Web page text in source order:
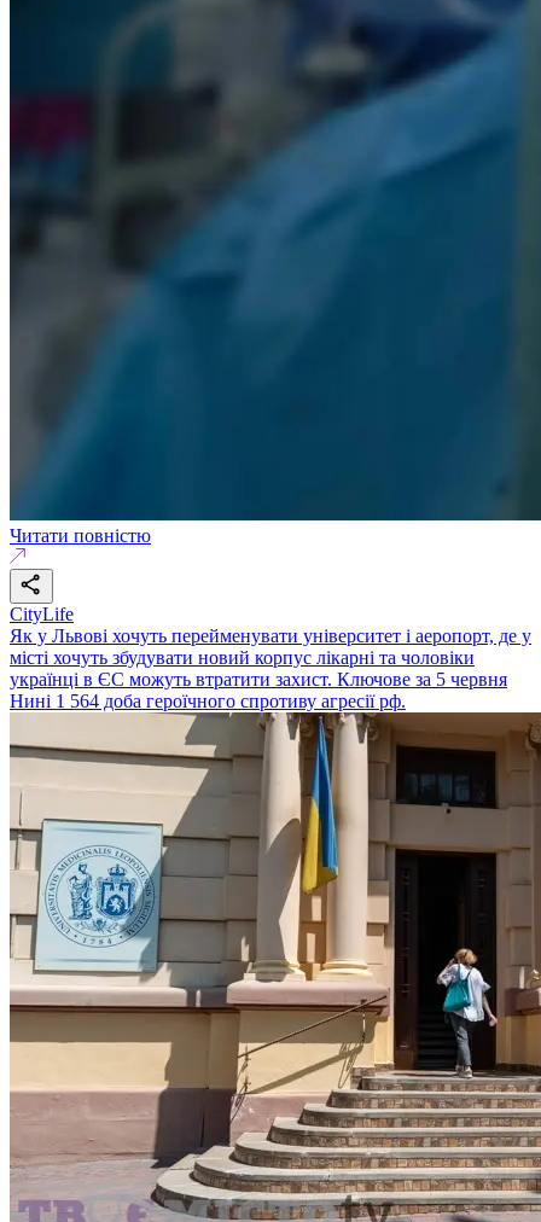
Читати повністю
CityLife
Як у Львові хочуть перейменувати університет і аеропорт, де у
місті хочуть збудувати новий корпус лікарні та чоловіки
українці в ЄС можуть втратити захист. Ключове за 5 червня
Нині 1 564 доба героїчного спротиву агресії рф.